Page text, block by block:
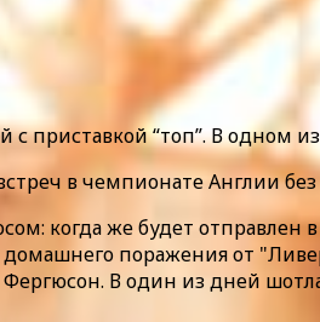
с приставкой “топ”. В
в чемпионате Англии
когда же будет отправлен
поражения от
В один из дней